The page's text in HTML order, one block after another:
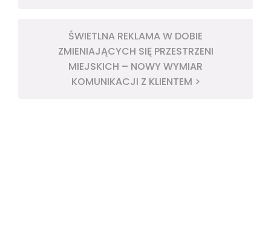
ŚWIETLNA REKLAMA W DOBIE
ZMIENIAJĄCYCH SIĘ PRZESTRZENI
MIEJSKICH – NOWY WYMIAR
KOMUNIKACJI Z KLIENTEM >